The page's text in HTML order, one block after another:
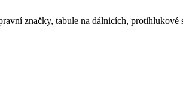
značky, tabule na dálnicích,